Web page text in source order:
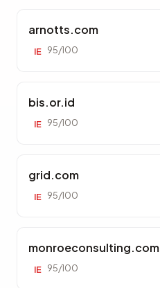
arnotts.com
IE 95/100
bis.or.id
IE 95/100
grid.com
IE 95/100
monroeconsulting.com
IE 95/100